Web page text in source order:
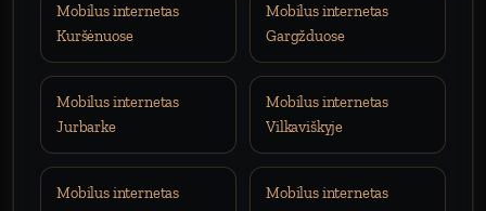
Mobilus internetas
Kuršėnuose
Mobilus internetas
Gargžduose
Mobilus internetas
Jurbarke
Mobilus internetas
Vilkaviškyje
Mobilus internetas
Mobilus internetas